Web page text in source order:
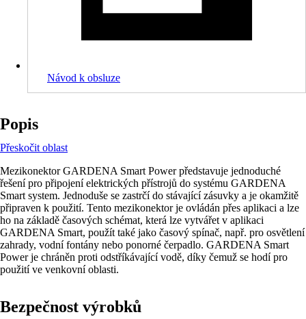
Návod k obsluze
Popis
Přeskočit oblast
Mezikonektor GARDENA Smart Power představuje jednoduché
řešení pro připojení elektrických přístrojů do systému GARDENA
Smart system. Jednoduše se zastrčí do stávající zásuvky a je okamžitě
připraven k použití. Tento mezikonektor je ovládán přes aplikaci a lze
ho na základě časových schémat, která lze vytvářet v aplikaci
GARDENA Smart, použít také jako časový spínač, např. pro osvětlení
zahrady, vodní fontány nebo ponorné čerpadlo. GARDENA Smart
Power je chráněn proti odstříkávající vodě, díky čemuž se hodí pro
použití ve venkovní oblasti.
Bezpečnost výrobků